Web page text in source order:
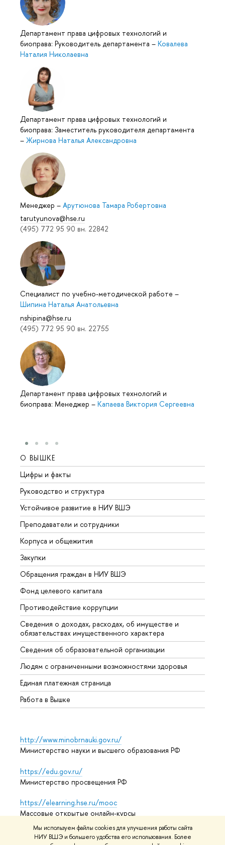
Мы используем файлы cookies для улучшения работы сайта
НИУ ВШЭ и большего удобства его использования. Более
Департамент права цифровых технологий и
биоправа: Руководитель департамента – Ковалева
Наталия Николаевна
Департамент права цифровых технологий и
биоправа: Заместитель руководителя департамента
– Жирнова Наталья Александровна
Менеджер – Арутюнова Тамара Робертовна
tarutyunova@hse.ru
(495) 772 95 90 вн. 22842
Специалист по учебно-методической работе –
Шипина Наталья Анатольевна
nshipina@hse.ru
(495) 772 95 90 вн. 22755
Департамент права цифровых технологий и
биоправа: Менеджер – Капаева Виктория Сергеевна
О ВЫШКЕ
Цифры и факты
Руководство и структура
Устойчивое развитие в НИУ ВШЭ
Преподаватели и сотрудники
Корпуса и общежития
Закупки
Обращения граждан в НИУ ВШЭ
Фонд целевого капитала
Противодействие коррупции
Сведения о доходах, расходах, об имуществе и
обязательствах имущественного характера
Сведения об образовательной организации
Людям с ограниченными возможностями здоровья
Единая платежная страница
Работа в Вышке
http://www.minobrnauki.gov.ru/
Министерство науки и высшего образования РФ
https://edu.gov.ru/
Министерство просвещения РФ
https://elearning.hse.ru/mooc
Массовые открытые онлайн-курсы